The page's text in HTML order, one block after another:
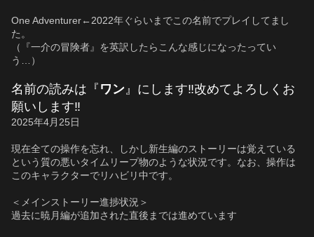
One Adventurer←2022年ぐらいまでこの名前でプレイしてまし
た。
（『一介の冒険者』を英訳したらこんな感じになったってい
う…）
名前の読みは『 ワン』にします‼改めてよろしくお
願いします‼
2025年4月25日
現在全ての操作を忘れ、しかし新生編のストーリーは覚えている
という質の悪いタイムリープ物のような状況です。なお、操作は
このキャラクターでリハビリ中です。
＜メインストーリー進捗状況＞
過去に暁月編が追加された直後までは進めています